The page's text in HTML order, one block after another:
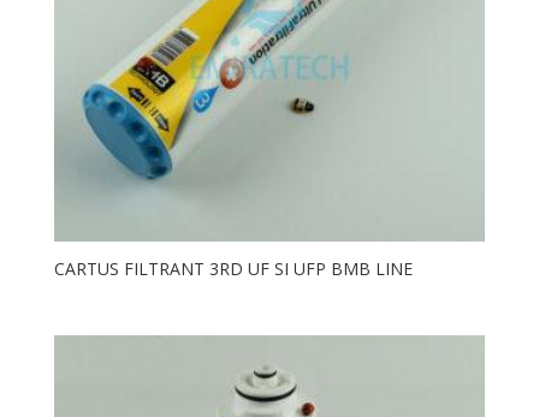
CARTUS FILTRANT 3RD UF SI UFP BMB LINE